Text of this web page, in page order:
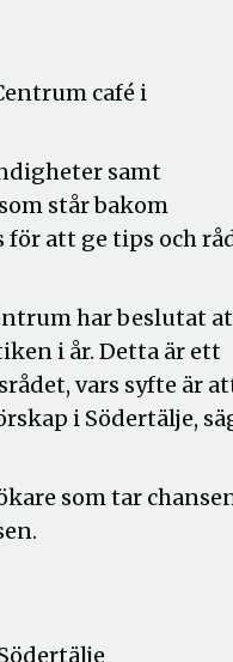
café i
samt
står bakom
att ge tips och
har beslutat
i år. Detta är ett
vars syfte är
i Södertälje,
som tar